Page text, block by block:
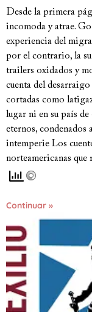
Desde la primera
incomoda y atrae.
experiencia del
por el contrario, la
trailers oxidados y
cuenta del
cortadas como
lugar ni en su país
eternos,
intemperie Los
norteamericanas
Continuar »